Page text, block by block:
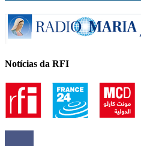
Notícias da RFI